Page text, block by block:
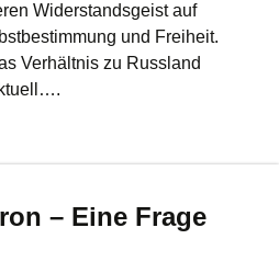
Widerstandsgeist auf
und Freiheit.
Verhältnis zu Russland
– Eine Frage